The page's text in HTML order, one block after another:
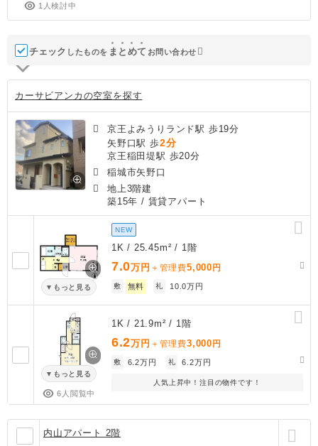
1人検討中
チェック したものを ま と めて お問い合わせ
カーサビアンカの空室を探す
京王よみうりランド駅 歩19分
矢野口駅 歩2分
京王稲田堤駅 歩20分
稲城市矢野口
地上3階建
築15年 / 賃貸アパート
もっと見る
NEW
1K / 25.45m² / 1階
7.0万円 ＋管理費5,000 円
敷 無料 礼 10.0万円
もっと見る
6人閲覧中
1K / 21.9m² / 1階
6.2万円 ＋管理費3,000 円
敷 6.2万円 礼 6.2万円
人気上昇中！注目の物件です！
内山アパート 2階